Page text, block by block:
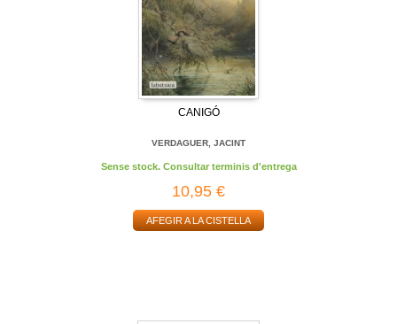
CANIGÓ
VERDAGUER, JACINT
Sense stock. Consultar terminis d'entrega
10,95 €
AFEGIR A LA CISTELLA